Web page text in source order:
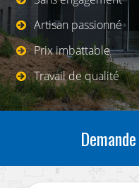
Artisan passionné
Prix imbattable
Travail de qualité